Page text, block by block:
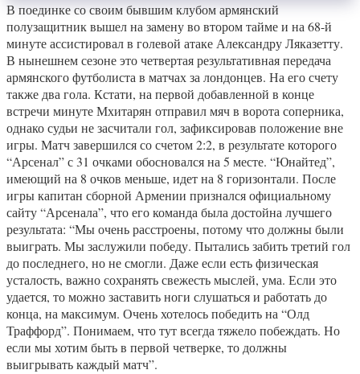
В поединке со своим бывшим клубом армянский
полузащитник вышел на замену во втором тайме и на 68-й
минуте ассистировал в голевой атаке Александру Ляказетту.
В нынешнем сезоне это четвертая результативная передача
армянского футболиста в матчах за лондонцев. На его счету
также два гола. Кстати, на первой добавленной в конце
встречи минуте Мхитарян отправил мяч в ворота соперника,
однако судьи не засчитали гол, зафиксировав положение вне
игры. Матч завершился со счетом 2:2, в результате которого
“Арсенал” с 31 очками обосновался на 5 месте. “Юнайтед”,
имеющий на 8 очков меньше, идет на 8 горизонтали. После
игры капитан сборной Армении признался официальному
сайту “Арсенала”, что его команда была достойна лучшего
результата: “Мы очень расстроены, потому что должны были
выиграть. Мы заслужили победу. Пытались забить третий гол
до последнего, но не смогли. Даже если есть физическая
усталость, важно сохранять свежесть мыслей, ума. Если это
удается, то можно заставить ноги слушаться и работать до
конца, на максимум. Очень хотелось победить на “Олд
Траффорд”. Понимаем, что тут всегда тяжело побеждать. Но
если мы хотим быть в первой четверке, то должны
выигрывать каждый матч”.